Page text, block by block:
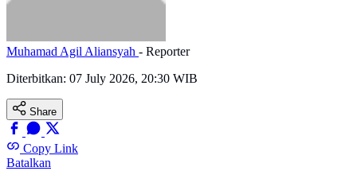
Muhamad Agil Aliansyah - Reporter
Diterbitkan: 07 July 2026, 20:30 WIB
Share
Copy Link
Batalkan